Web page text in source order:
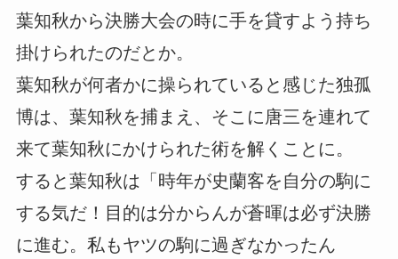
葉知秋から決勝大会の時に手を貸すよう持ち
掛けられたのだとか。
葉知秋が何者かに操られていると感じた独孤
博は、葉知秋を捕まえ、そこに唐三を連れて
来て葉知秋にかけられた術を解くことに。
すると葉知秋は「時年が史蘭客を自分の駒に
する気だ！目的は分からんが蒼暉は必ず決勝
に進む。私もヤツの駒に過ぎなかったん